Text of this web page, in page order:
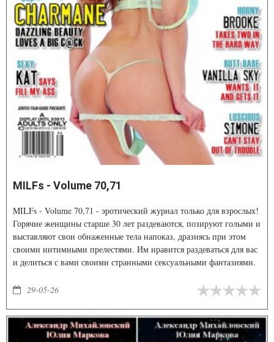
MILFs - Volume 70,71
MILFs - Volume 70,71 - эротический журнал только для взрослых!
Горячие женщины старше 30 лет раздеваются, позируют голыми и
выставляют свои обнаженные тела напоказ, дразнясь при этом
своими интимными прелестями. Им нравится раздеваться для вас
и делиться с вами своими странными сексуальными фантазиями.
и всё это бесплатно для вас, чтобы не сидеть сложа руки, смотреть
29-05-26